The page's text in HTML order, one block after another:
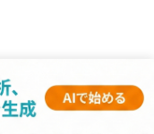
最新版】ESの
説！